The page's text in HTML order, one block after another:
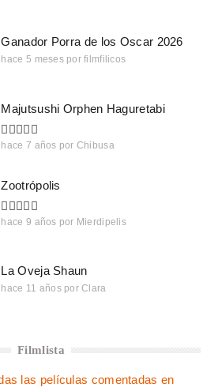
Ganador Porra de los Oscar 2026
hace 5 meses por filmfilicos
Majutsushi Orphen Haguretabi
hace 7 años por Chibusa
Zootrópolis
hace 9 años por Mierdipelis
La Oveja Shaun
hace 11 años por Clara
Filmlista